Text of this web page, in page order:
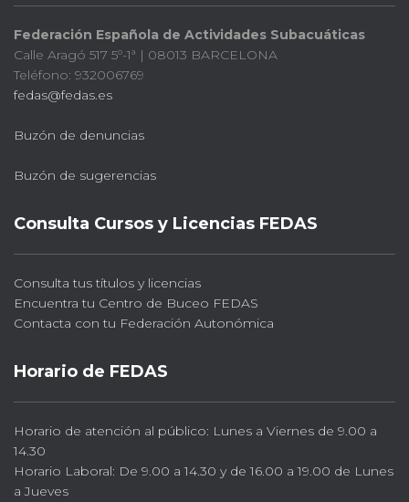
Federación Española de Actividades Subacuáticas
Calle Aragó 517 5º-1ª | 08013 BARCELONA
Teléfono: 932006769
fedas@fedas.es
Buzón de denuncias
Buzón de sugerencias
Consulta Cursos y Licencias FEDAS
Consulta tus títulos y licencias
Encuentra tu Centro de Buceo FEDAS
Contacta con tu Federación Autonómica
Horario de FEDAS
Horario de atención al público: Lunes a Viernes de 9.00 a
14.30
Horario Laboral: De 9.00 a 14.30 y de 16.00 a 19.00 de Lunes
a Jueves